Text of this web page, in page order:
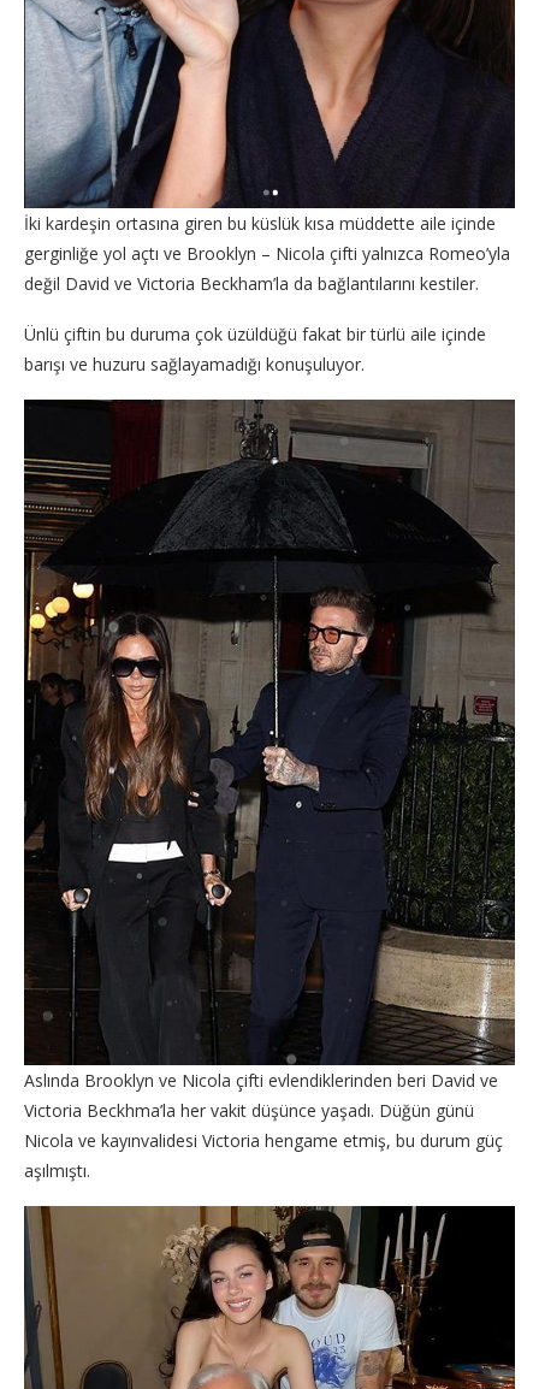
İki kardeşin ortasına giren bu küslük kısa müddette aile içinde
gerginliğe yol açtı ve Brooklyn – Nicola çifti yalnızca Romeo’yla
değil David ve Victoria Beckham’la da bağlantılarını kestiler.
Ünlü çiftin bu duruma çok üzüldüğü fakat bir türlü aile içinde
barışı ve huzuru sağlayamadığı konuşuluyor.
Aslında Brooklyn ve Nicola çifti evlendiklerinden beri David ve
Victoria Beckhma’la her vakit düşünce yaşadı. Düğün günü
Nicola ve kayınvalidesi Victoria hengame etmiş, bu durum güç
aşılmıştı.